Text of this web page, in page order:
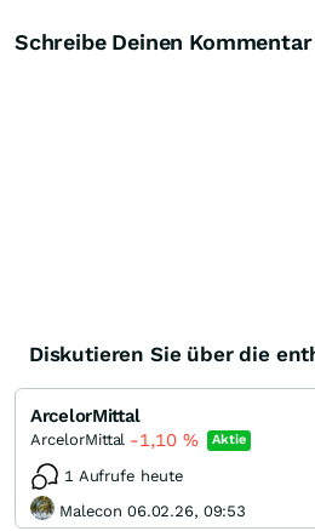
Schreibe Deinen Kommentar
Diskutieren Sie über die
ArcelorMittal
ArcelorMittal -1,10 % Aktie
1 Aufrufe heute
Malecon 06.02.26, 09:53